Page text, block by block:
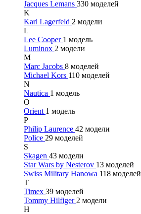
Jacques Lemans 330 моделей
K
Karl Lagerfeld 2 модели
L
Lee Cooper 1 модель
Luminox 2 модели
M
Marc Jacobs 8 моделей
Michael Kors 110 моделей
N
Nautica 1 модель
O
Orient 1 модель
P
Philip Laurence 42 модели
Police 29 моделей
S
Skagen 43 модели
Star Wars by Nesterov 13 моделей
Swiss Military Hanowa 118 моделей
T
Timex 39 моделей
Tommy Hilfiger 2 модели
Н